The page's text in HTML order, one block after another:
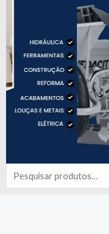
Pesquisar
por: